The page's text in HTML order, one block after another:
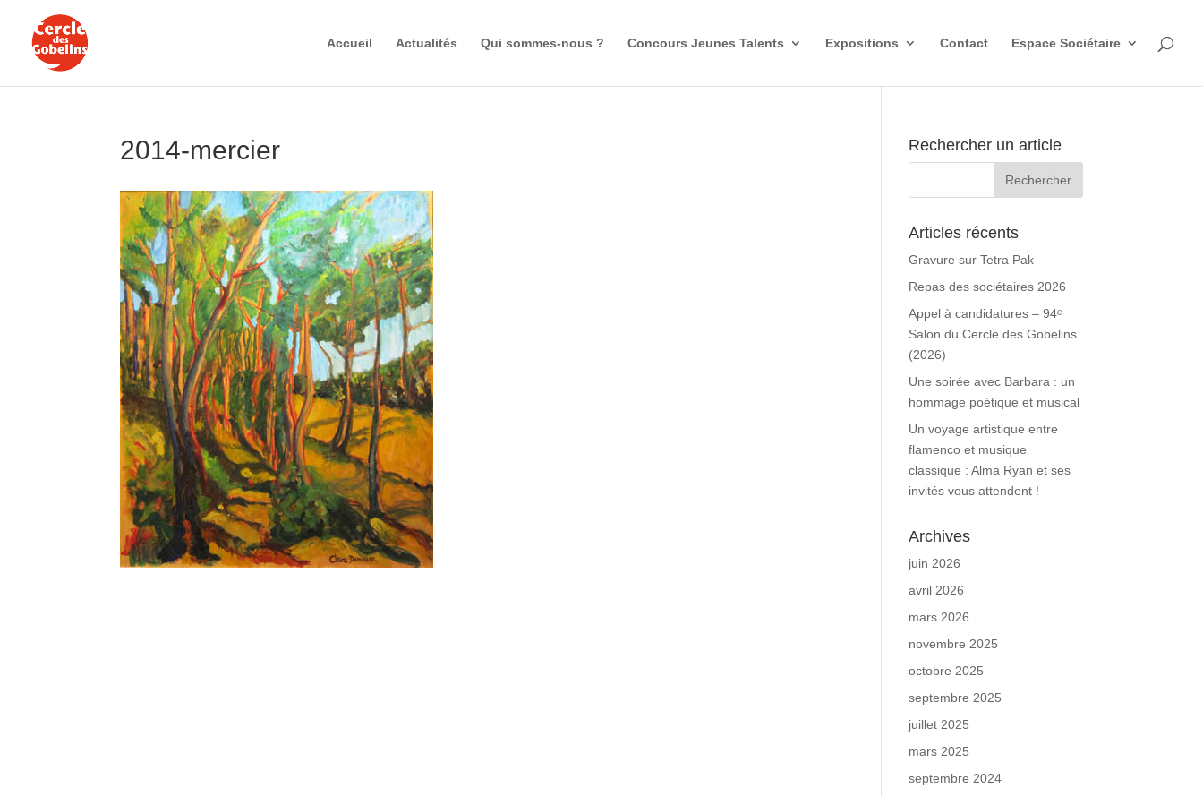
Accueil Actualités Qui sommes-nous ? Concours Jeunes Talents Expositions Contact Espace Sociétaire
2014-mercier Rechercher un article
Articles récents
Gravure sur Tetra Pak
Repas des sociétaires 2026
Appel à candidatures – 94ᵉ
Salon du Cercle des Gobelins
(2026)
Une soirée avec Barbara : un
hommage poétique et musical
Un voyage artistique entre
flamenco et musique
classique : Alma Ryan et ses
invités vous attendent !
Archives
juin 2026
avril 2026
mars 2026
novembre 2025
octobre 2025
septembre 2025
juillet 2025
mars 2025
septembre 2024